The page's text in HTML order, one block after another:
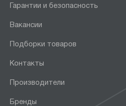
Гарантии и безопасность
Вакансии
Подборки товаров
Контакты
Производители
Бренды